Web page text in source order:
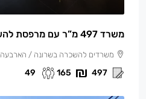
משרד 497 מ”ר עם מרפסת להשכרה במגדלי הארבעה
משרדים להשכרה בשרונה / הארבעה
497
165
49